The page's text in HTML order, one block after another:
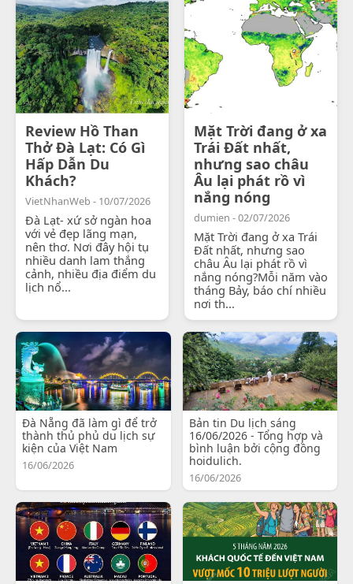
Review Hồ Than
Thở Đà Lạt: Có Gì
Hấp Dẫn Du
Khách?
VietNhanWeb - 10/07/2026
Đà Lạt- xứ sở ngàn hoa
với vẻ đẹp lãng mạn,
nên thơ. Nơi đây hội tụ
nhiều danh lam thắng
cảnh, nhiều địa điểm du
lịch nổ...
Mặt Trời đang ở xa
Trái Đất nhất,
nhưng sao châu
Âu lại phát rồ vì
nắng nóng
dumien - 02/07/2026
Mặt Trời đang ở xa Trái
Đất nhất, nhưng sao
châu Âu lại phát rồ vì
nắng nóng?Mỗi năm vào
tháng Bảy, báo chí nhiều
nơi th...
Đà Nẵng đã làm gì để trở
thành thủ phủ du lịch sự
kiện của Việt Nam
16/06/2026
Bản tin Du lịch sáng
16/06/2026 - Tổng hợp và
bình luận bởi cộng đồng
hoidulich.
16/06/2026